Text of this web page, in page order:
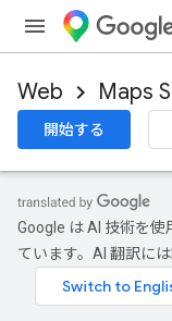
Web Maps
開始する
Google は AI 技術を
ています。AI 翻訳に